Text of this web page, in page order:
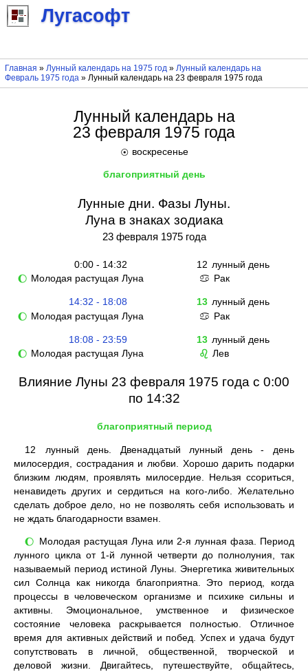
Лугасофт
Главная » Лунный календарь на 1975 год» Лунный календарь на
Февраль 1975 года» Лунный календарь на 23 февраля 1975 года
Лунный календарь на
23 февраля 1975 года
☉ воскресенье
благоприятный день
Лунные дни. Фазы Луны.
Луна в знаках зодиака
23 февраля 1975 года
0:00 - 14:32 12 лунный день
🌔 Молодая растущая Луна ♋ Рак
14:32 - 18:08 13 лунный день
🌔 Молодая растущая Луна ♋ Рак
18:08 - 23:59 13 лунный день
🌔 Молодая растущая Луна ♌ Лев
Влияние Луны 23 февраля 1975 года с 0:00
по 14:32
благоприятный период
12
лунный день. Двенадцатый лунный день - день
милосердия, сострадания и любви. Хорошо дарить подарки
близким людям, проявлять милосердие. Нельзя ссориться,
ненавидеть других и сердиться на кого-либо. Желательно
сделать доброе дело, но не позволять себя использовать и
не ждать благодарности взамен.
🌔
Молодая растущая Луна или 2-я лунная фаза. Период
лунного цикла от 1-й лунной четверти до полнолуния, так
называемый период истиной Луны. Энергетика живительных
сил Солнца как никогда благоприятна. Это период, когда
процессы в человеческом организме и психике сильны и
активны. Эмоциональное, умственное и физическое
состояние человека раскрывается полностью. Отличное
время для активных действий и побед. Успех и удача будут
сопутствовать в личной, общественной, творческой и
деловой жизни. Двигайтесь, путешествуйте, общайтесь,